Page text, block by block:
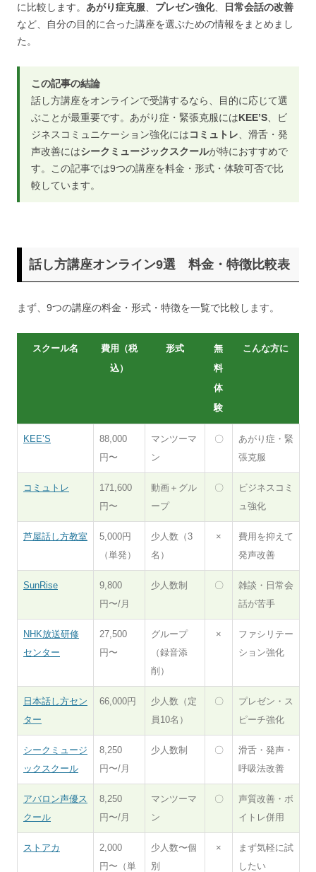
に比較します。 あがり症克服 プレゼン強化、
日常会話の改善
など、自分の目的に合った講座を選ぶための情報をまとめまし
た。
この記事の結論
話し方講座をオンラインで受講するなら、目的に応じて選
ぶことが最重要です。あがり症・緊張克服にはKEE’S 、ビ
ジネスコミュニケーション強化にはコミュトレ 、滑舌・発
声改善にはシークミュージックスクールが特におすすめで
す。この記事では9つの講座を料金・形式・体験可否で比
較しています。
話し方講座オンライン9選 料金・特徴比較表
まず、9つの講座の料金・形式・特徴を一覧で比較します。
スクール名
費用（税
込）
形式
無
料
体
験
こんな方に
KEE’S
88,000
円〜
マンツーマ
ン
〇
あがり症・緊
張克服
コミュトレ
171,600
円〜
動画＋グル
ープ
〇
ビジネスコミ
ュ強化
芦屋話し方教室
5,000円
（単発）
少人数（3
名）
×
費用を抑えて
発声改善
SunRise
9,800
円〜/月
少人数制 〇
雑談・日常会
話が苦手
NHK放送研修
センター
27,500
円〜
グループ
（録音添
削）
×
ファシリテー
ション強化
日本話し方セン
ター
66,000円
少人数（定
員10名）
〇
プレゼン・ス
ピーチ強化
シークミュージ
ックスクール
8,250
円〜/月
少人数制 〇
滑舌・発声・
呼吸法改善
アバロン声優ス
クール
8,250
円〜/月
マンツーマ
ン
〇
声質改善・ボ
イトレ併用
ストアカ
2,000
円〜（単
少人数〜個
別
×
まず気軽に試
したい